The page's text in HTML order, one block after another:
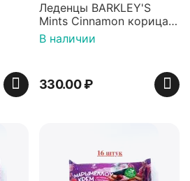
Леденцы BARKLEY'S
Mints Cinnamon корица
50г, Нидерланды
В наличии
330.00₽